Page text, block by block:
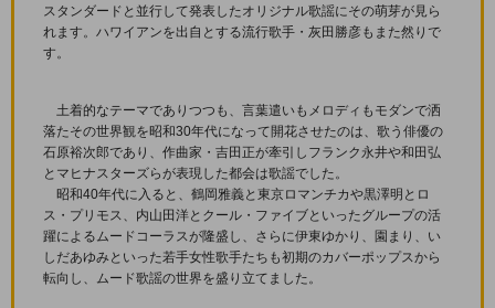
スタンダードと並行して発表したオリジナル歌謡にその萌芽が見ら
れます。ハワイアンを出自とする流行歌手・灰田勝彦もまた然りで
す。
土着的なテーマでありつつも、言葉遣いもメロディもモダンで洒
落たその世界観を昭和30年代になって開花させたのは、歌う俳優の
石原裕次郎であり、作曲家・吉田正が牽引しフランク永井や和田弘
とマヒナスターズらが表現した都会は歌謡でした。
昭和40年代に入ると、鶴岡雅義と東京ロマンチカや黒澤明とロ
ス・プリモス、内山田洋とクール・ファイブといったグループの活
躍によるムードコーラスが隆盛し、さらに伊東ゆかり、園まり、い
しだあゆみといった若手女性歌手たちも初期のカバーポップスから
転向し、ムード歌謡の世界を盛り立てました。